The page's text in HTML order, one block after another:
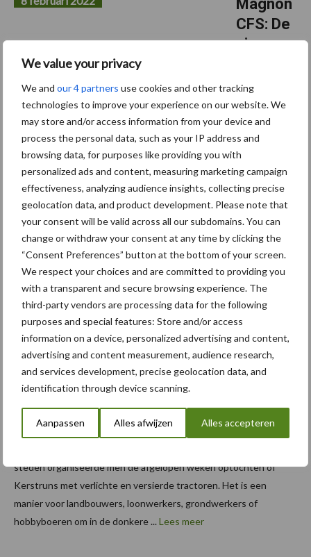
We value your privacy
We and our 4 partners use cookies and other tracking
technologies to improve your experience on our website. We
may store and/or access information from your device and
process the personal data, such as your IP address and
browsing data, for purposes like providing you with
personalized ads and content, measuring marketing campaign
effectiveness, analyzing audience insights, collecting precise
geolocation data, and product development. Please note that
your consent will be valid across all our subdomains. You can
change or withdraw your consent at any time by clicking the
“Consent Preferences” button at the bottom of your screen.
We respect your choices and are committed to providing you
with a transparent and secure browsing experience. The
third-party vendors are processing data for the following
purposes and special features: Store and/or access
information on a device, personalized advertising and content,
advertising and content measurement, audience research,
and services development, precise geolocation data, and
identification through device scanning.
Aanpassen Alles afwijzen Alles accepteren
Magnon
CFS: De
nieuwe
ie in het
topklass
e
segmen
kwalitatief en aantrekkelijk. Tot de belangrijkste producten
behoren de voermengwagens, de meststrooiers en, uiteraard, de
opraapwagens. Strautmann versterkte dit segment ...Lees meer
Terugbli
k:
tractor
Kerstrun
s
20 januari 2022
Vlaamse
steden organiseerde men de afgelopen weken optochten of
Kerstruns met verlichte en versierde tractoren. Het is een
manier voor landbouwers, loonwerkers, grondwerkers of
hobbyboeren om in de donkere ... Lees meer